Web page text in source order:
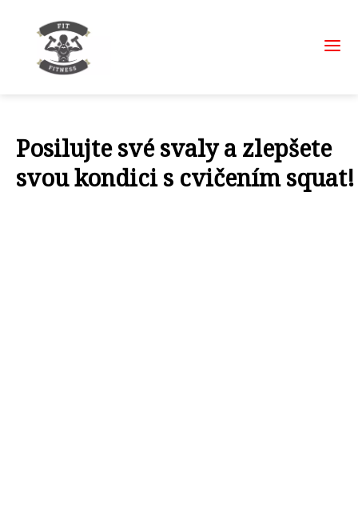
Posilujte své svaly a zlepšete
svou kondici s cvičením squat!